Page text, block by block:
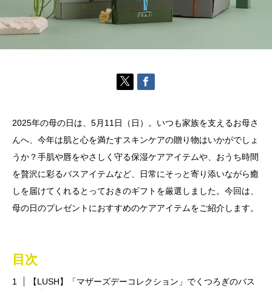
2025年の母の日は、5月11日（日）。いつも家族を支えるお母さ
んへ、今年は肌と心を満たすスキンケアの贈り物はいかがでしょ
うか？手肌や唇をやさしく守る保湿ケアアイテムや、おうち時間
を贅沢に彩るバスアイテムなど、日常にそっと寄り添いながら癒
しを届けてくれるとっておきのギフトを厳選しました。今回は、
母の日のプレゼントにおすすめのケアアイテムをご紹介します。
目次
【LUSH】「マザーズデーコレクション」でくつろぎのバス